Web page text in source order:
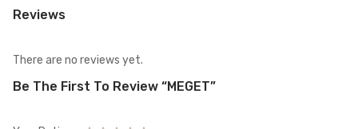
Reviews
There are no reviews yet.
Be The First To Review “MEGET”